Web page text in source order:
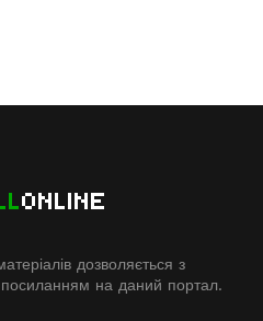
ONLINE
дозволяється з
на даний портал.